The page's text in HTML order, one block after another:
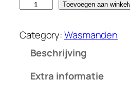
o
d
Toevoegen aan
Category:Wasmanden
Beschrijving
Extra informatie